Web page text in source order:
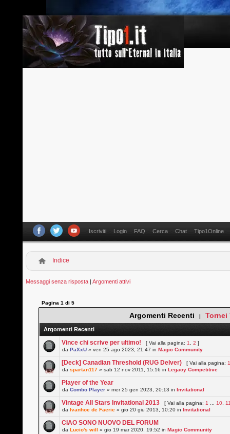
Iscriviti Login FAQ Cerca Chat Tipo1Online
Indice
Messaggi senza risposta |Argomenti attivi
Pagina1 di5
Argomenti Recenti | Tornei
Argomenti Recenti
Vince chi scrive per ultimo! [ Vai alla pagina: 1 ,2 ]
daPaXxU » ven 25 ago 2023, 21:47 inMagic Community
[Deck] Canadian Threshold (RUG Delver) [ Vai alla pagina:
daspartan117 » sab 12 nov 2011, 15:16 inLegacy Competitive
Player of the Year
daCombo Player » mer 25 gen 2023, 20:13 inInvitational
Vintage All Stars Invitational 2013 [ Vai alla pagina: 1 10
daIvanhoe de Faerie » gio 20 giu 2013, 10:20 inInvitational
CIAO SONO NUOVO DEL FORUM
daLucio's will » gio 19 mar 2020, 19:52 inMagic Community